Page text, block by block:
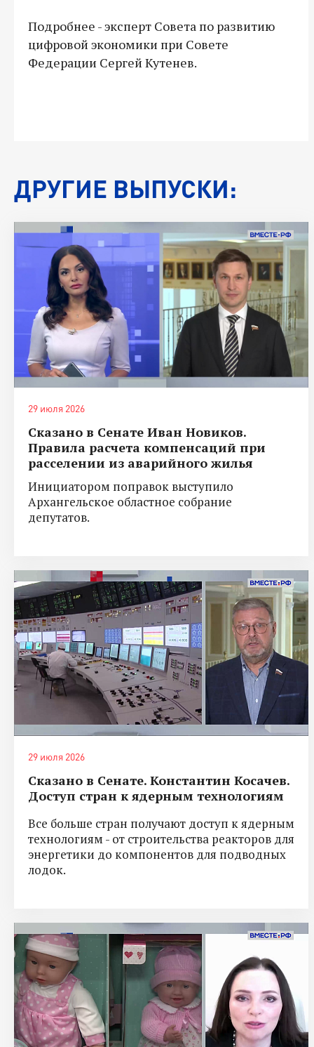
Подробнее - эксперт Совета по развитию
цифровой экономики при Совете
Федерации Сергей Кутенев.
ДРУГИЕ ВЫПУСКИ:
29 июля 2026
Сказано в Сенате Иван Новиков.
Правила расчета компенсаций при
расселении из аварийного жилья
Инициатором поправок выступило
Архангельское областное собрание
депутатов.
29 июля 2026
Сказано в Сенате. Константин Косачев.
Доступ стран к ядерным технологиям
Все больше стран получают доступ к ядерным
технологиям - от строительства реакторов для
энергетики до компонентов для подводных
лодок.